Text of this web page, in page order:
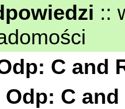
::
C and
Odp: C